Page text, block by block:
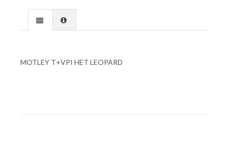
MOTLEY T+VPI HET LEOPARD